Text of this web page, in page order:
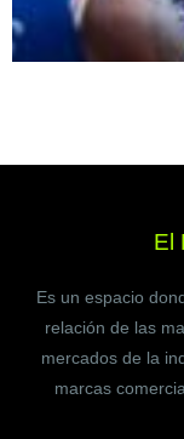
El
Es un espacio
relación de las
mercados de la
marcas